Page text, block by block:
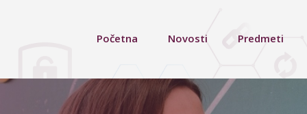
Početna Novosti Predmeti